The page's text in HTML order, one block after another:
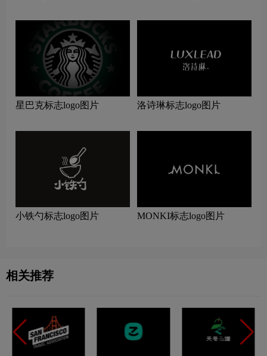
星巴克标志logo图片 洛诗琳标志logo图片
小铁勺标志logo图片 MONKI标志logo图片
相关推荐